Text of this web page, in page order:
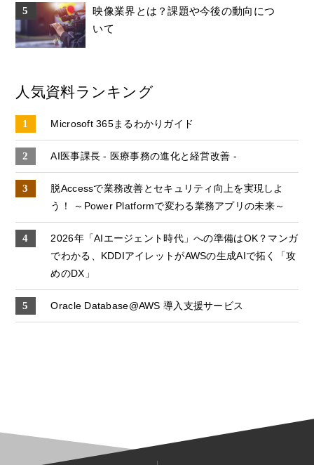
映像業界とは？課題や今後の動向につ
いて
人気資料ランキング
Microsoft 365まるわかりガイド
AI医事課長 - 医療事務の進化と経営改善 -
脱Accessで業務改善とセキュリティ向上を実現しよ
う！ ～Power Platformで変わる業務アプリの未来～
2026年「AIエージェント時代」への準備はOK？マンガ
でわかる、KDDIアイレットがAWSの生成AIで拓く「攻
めのDX」
Oracle Database@AWS 導入支援サービス